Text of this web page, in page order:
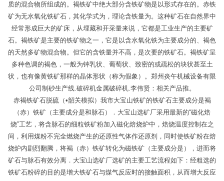
质的混合物所组成的。褐铁矿中绝大部分含铁矿物是以形式存在的。赤铁
矿为无水氧化铁矿石，其化学式为，理论含铁量为。这种矿石在自然界中
经常形成巨大的矿床，从埋藏和开采量来说，它都是工业生产的主要矿
石。褐铁矿是主要的铁矿物之一，它是以含水氧化铁为主要成分的、褐色
的天然多矿物混合物。但它的含铁量并不高，是次要的铁矿石。褐铁矿呈
多种色调的褐色，一般为钟乳状、葡萄状、致密的或疏松的块状甚至土
状，也有像黄铁矿那样的晶体形状（称为假象）。郑州炎午机械设备有限
公司制砂生产线.破碎机金属破碎机.李伟贤：相关产品推。
赤褐铁矿石脱硫（•韶关模拟）我市大宝山铁矿的铁矿石主要成分是褐
（赤）铁矿（主要成分是和脉石）．大宝山选矿厂采用最新的“磁化焙
烧”工艺，将含脉石的细粒铁矿粉加入磁化焙烧炉中，焙烧温度控制在之
间，利用煤粉不完全燃烧产生的还原性气体作还原剂，同时使铁矿粉在焙
烧炉内剧烈翻腾，将褐（赤）铁矿转化为磁铁矿（主要成分是），进而将
矿石与脉石有效分离．大宝山选矿厂选矿的主要工艺流程如下：经粗选的
铁矿石粉碎的目的是增大铁矿石与煤气反应时的接触面积，从而增大反应